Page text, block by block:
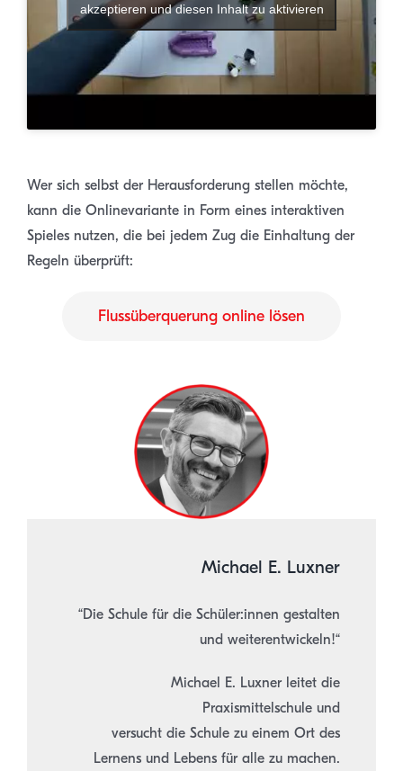
akzeptieren und diesen Inhalt zu aktivieren
Wer sich selbst der Herausforderung stellen möchte,
kann die Onlinevariante in Form eines interaktiven
Spieles nutzen, die bei jedem Zug die Einhaltung der
Regeln überprüft:
Flussüberquerung online lösen
Michael E. Luxner
“Die Schule für die Schüler:innen gestalten
und weiterentwickeln!“
Michael E. Luxner leitet die
Praxismittelschule und
versucht die Schule zu einem Ort des
Lernens und Lebens für alle zu machen.